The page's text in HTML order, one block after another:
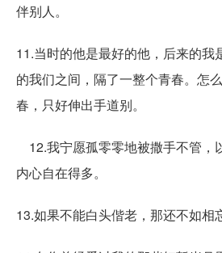
伴别人。
11.当时的他是最好的他，后来的我
的我们之间，隔了一整个青春。怎
春，只好伸出手道别。
12.我宁愿孤零零地被撒手不管，
内心自在得多。
13.如果不能白头偕老，那还不如相